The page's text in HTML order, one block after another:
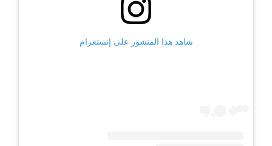
شاهد هذا المنشور على إنستغرام